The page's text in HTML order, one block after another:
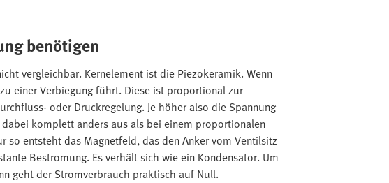
benötigen
vergleichbar. Kernelement ist die Piezokeramik. Wenn
einer Verbiegung führt. Diese ist proportional zur
oder Druckregelung. Je höher also die Spannung
komplett anders aus als bei einem proportionalen
so entsteht das Magnetfeld, das den Anker vom Ventilsitz
Bestromung. Es verhält sich wie ein Kondensator. Um
geht der Stromverbrauch praktisch auf Null.